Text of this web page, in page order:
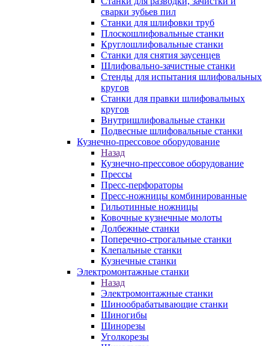
сварки зубьев пил
Станки для шлифовки труб
Плоскошлифовальные станки
Круглошлифовальные станки
Станки для снятия заусенцев
Шлифовально-зачистные станки
Стенды для испытания шлифовальных
кругов
Станки для правки шлифовальных
кругов
Внутришлифовальные станки
Подвесные шлифовальные станки
Кузнечно-прессовое оборудование
Назад
Кузнечно-прессовое оборудование
Прессы
Пресс-перфораторы
Пресс-ножницы комбинированные
Гильотинные ножницы
Ковочные кузнечные молоты
Долбежные станки
Поперечно-строгальные станки
Клепальные станки
Кузнечные станки
Электромонтажные станки
Назад
Электромонтажные станки
Шинообрабатывающие станки
Шиногибы
Шинорезы
Уголкорезы